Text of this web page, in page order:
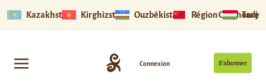
Kazakhstan Kirghizstan Ouzbékistan Région Ouïghoure
S’abonner
Connexion